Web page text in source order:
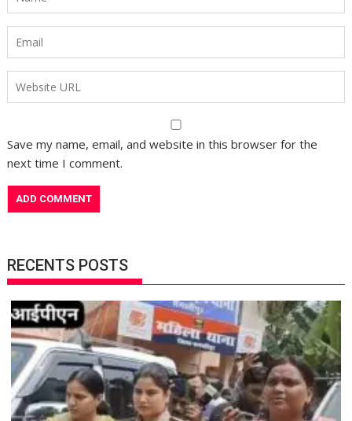
Save my name, email, and website in this browser for the
next time I comment.
RECENTS POSTS